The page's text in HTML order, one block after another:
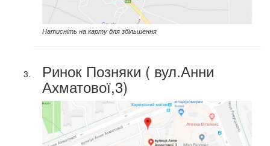
Натисніть на карту для збільшення
Ринок Позняки ( вул.Анни
Ахматової,3)